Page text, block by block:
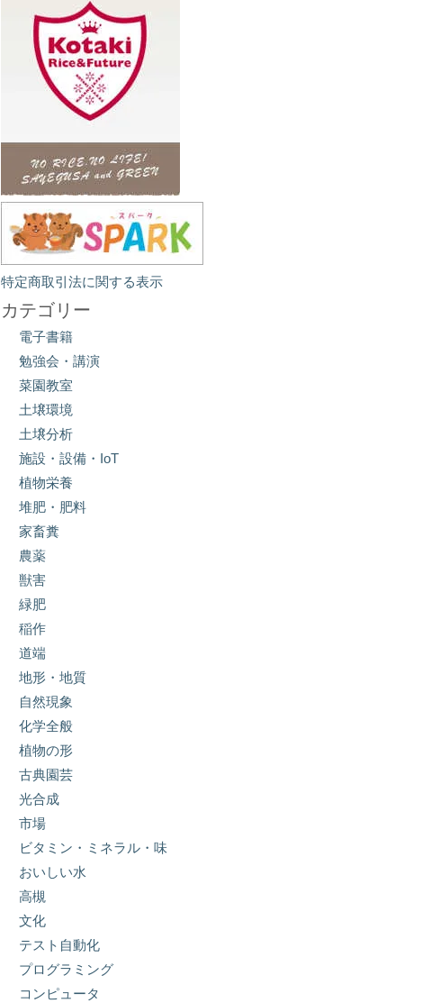
特定商取引法に関する表示
カテゴリー
電子書籍
勉強会・講演
菜園教室
土壌環境
土壌分析
施設・設備・IoT
植物栄養
堆肥・肥料
家畜糞
農薬
獣害
緑肥
稲作
道端
地形・地質
自然現象
化学全般
植物の形
古典園芸
光合成
市場
ビタミン・ミネラル・味
おいしい水
高槻
文化
テスト自動化
プログラミング
コンピュータ